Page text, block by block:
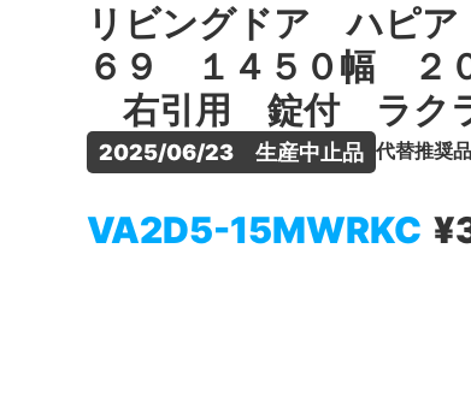
リビングドア ハピ
６９ １４５０幅 ２
右引用 錠付 ラク
2025/06/23　生産中止品 代替推奨
VA2D5-15MWRKC